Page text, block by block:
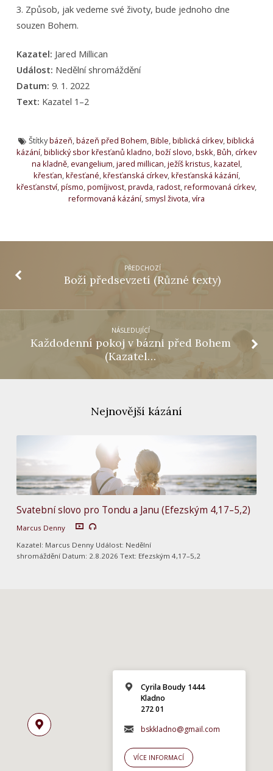
3. Způsob, jak vedeme své životy, bude jednoho dne
souzen Bohem.
Kazatel: Jared Millican
Událost: Nedělní shromáždění
Datum: 9. 1. 2022
Text: Kazatel 1–2
Štítkybázeň,bázeň před Bohem,Bible,biblická církev,biblická
kázání,biblický sbor křesťanů kladno,boží slovo,bskk,Bůh,církev
na kladně,evangelium,jared millican,ježíš kristus,kazatel,
křesťan,křesťané,křesťanská církev,křesťanská kázání,
křesťanství,písmo,pomíjivost,pravda,radost,reformovaná církev,
reformovaná kázání, smysl života,víra
PŘEDCHOZÍ
Boží předsevzetí (Různé texty)
NÁSLEDUJÍCÍ
Každodenní pokoj v bázni před Bohem
(Kazatel…
Nejnovější kázání
Svatební slovo pro Tondu a Janu (Efezským 4,17–5,2)
Marcus Denny
Kazatel: Marcus Denny Událost: Nedělní
shromáždění Datum: 2.8.2026 Text: Efezským 4,17–5,2
Cyrila Boudy 1444
Kladno
272 01
bskkladno@gmail.com
VÍCE INFORMACÍ